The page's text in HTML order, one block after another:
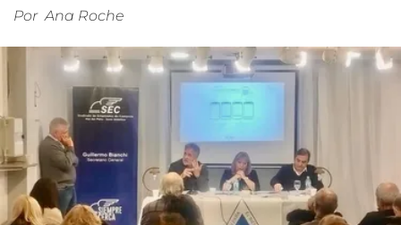
Por Ana Roche